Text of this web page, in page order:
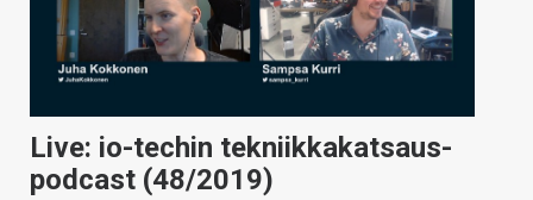
Live: io-techin tekniikkakatsaus-
podcast (48/2019)